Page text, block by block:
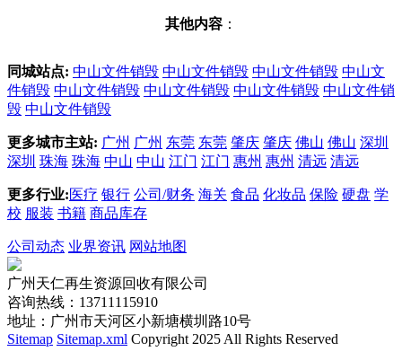
其他内容 ：
同城站点: 中山文件销毁 中山文件销毁 中山文件销毁 中山文
件销毁 中山文件销毁 中山文件销毁 中山文件销毁 中山文件销
毁 中山文件销毁
更多城市主站: 广州 广州 东莞 东莞 肇庆 肇庆 佛山 佛山 深圳
深圳 珠海 珠海 中山 中山 江门 江门 惠州 惠州 清远 清远
更多行业: 医疗 银行 公司/财务 海关 食品 化妆品 保险 硬盘 学
校 服装 书籍 商品库存
公司动态 业界资讯 网站地图
广州天仁再生资源回收有限公司
咨询热线：13711115910
地址：广州市天河区小新塘横圳路10号
Sitemap Sitemap.xml Copyright 2025 All Rights Reserved